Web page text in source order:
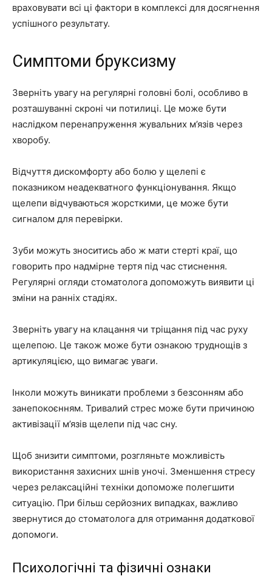
враховувати всі ці фактори в комплексі для досягнення
успішного результату.
Симптоми бруксизму
Зверніть увагу на регулярні головні болі, особливо в
розташуванні скроні чи потилиці. Це може бути
наслідком перенапруження жувальних м’язів через
хворобу.
Відчуття дискомфорту або болю у щелепі є
показником неадекватного функціонування. Якщо
щелепи відчуваються жорсткими, це може бути
сигналом для перевірки.
Зуби можуть зноситись або ж мати стерті краї, що
говорить про надмірне тертя під час стиснення.
Регулярні огляди стоматолога допоможуть виявити ці
зміни на ранніх стадіях.
Зверніть увагу на клацання чи тріщання під час руху
щелепою. Це також може бути ознакою труднощів з
артикуляцією, що вимагає уваги.
Інколи можуть виникати проблеми з безсонням або
занепокоєнням. Тривалий стрес може бути причиною
активізації м’язів щелепи під час сну.
Щоб знизити симптоми, розгляньте можливість
використання захисних шнів уночі. Зменшення стресу
через релаксаційні техніки допоможе полегшити
ситуацію. При більш серйозних випадках, важливо
звернутися до стоматолога для отримання додаткової
допомоги.
Психологічні та фізичні ознаки